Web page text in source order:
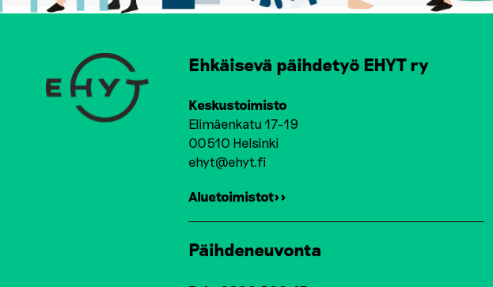
Ehkäisevä päihdetyö EHYT ry
Keskustoimisto
Elimäenkatu 17-19
00510 Helsinki
ehyt@ehyt.fi
Aluetoimistot>>
Päihdeneuvonta